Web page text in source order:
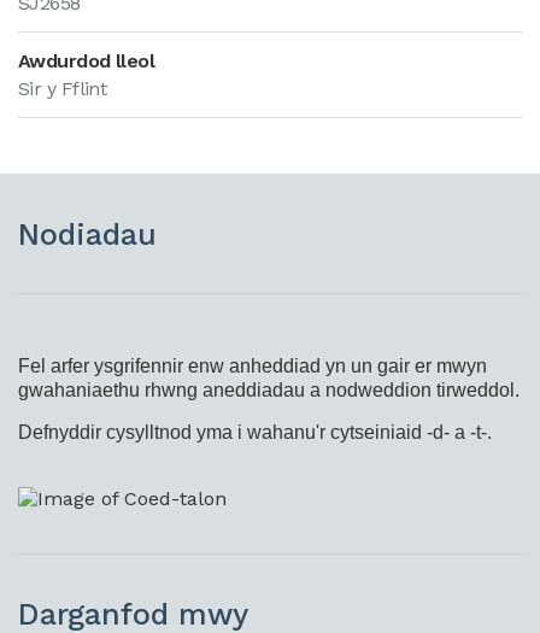
Awdurdod lleol
Sir y Fflint
Nodiadau
Fel arfer ysgrifennir enw anheddiad yn un gair er mwyn
gwahaniaethu rhwng aneddiadau a nodweddion tirweddol.
Defnyddir cysylltnod yma i wahanu'r cytseiniaid -d- a -t-.
Darganfod mwy